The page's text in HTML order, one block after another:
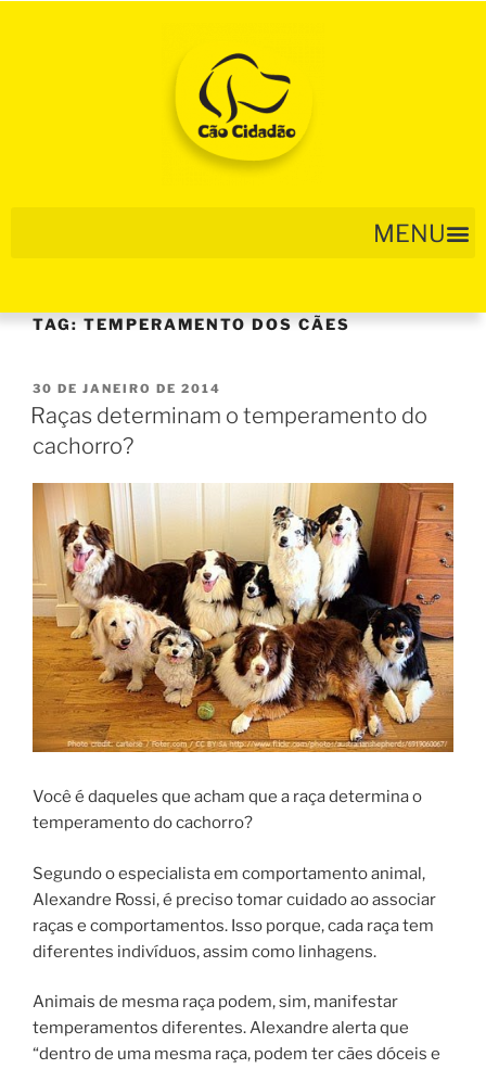
TAG:TEMPERAMENTO DOS CÃES
30 DE JANEIRO DE 2014
Raças determinam o temperamento do
cachorro?
Você é daqueles que acham que a raça determina o
temperamento do cachorro?
Segundo o especialista em comportamento animal,
Alexandre Rossi, é preciso tomar cuidado ao associar
raças e comportamentos. Isso porque, cada raça tem
diferentes indivíduos, assim como linhagens.
Animais de mesma raça podem, sim, manifestar
temperamentos diferentes. Alexandre alerta que
“dentro de uma mesma raça, podem ter cães dóceis e